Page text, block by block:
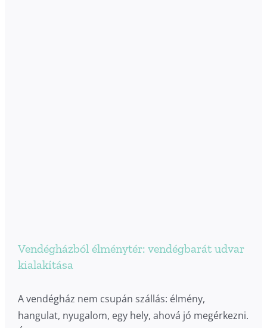
Vendégházból élménytér: vendégbarát udvar
kialakítása
A vendégház nem csupán szállás: élmény,
hangulat, nyugalom, egy hely, ahová jó megérkezni.